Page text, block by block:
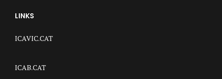
LINKS
ICAVIC.CAT
ICAB.CAT